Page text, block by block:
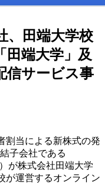
、田端大学校
端大学」及
信サービス事
割当による新株式の発
子会社である
が株式会社田端大学
が運営するオンライン